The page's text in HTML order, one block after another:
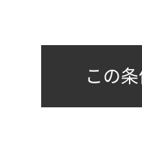
この